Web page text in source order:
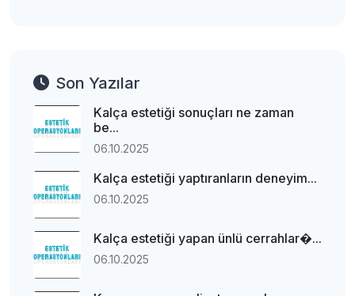
Son Yazılar
Kalça estetiği sonuçları ne zaman
be...
06.10.2025
Kalça estetiği yaptıranların deneyim...
06.10.2025
Kalça estetiği yapan ünlü cerrahlar�...
06.10.2025